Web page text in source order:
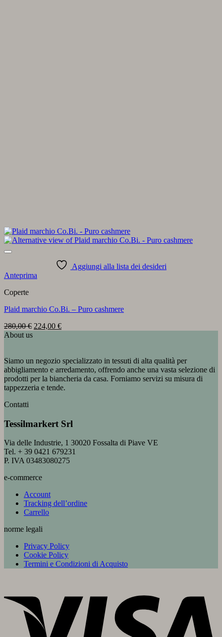
Aggiungi alla lista dei desideri
Anteprima
Coperte
Plaid marchio Co.Bi. – Puro cashmere
280,00€ Il
280,00 €.
224,00 €Il
224,00 €.
About us
Siamo un negozio specializzato in tessuti di alta qualità per
abbigliamento e arredamento, offrendo anche una vasta selezione di
prodotti per la biancheria da casa. Forniamo servizi su misura di
tappezzeria e tende.
Contatti
Tessilmarkert Srl
Via delle Industrie, 1 30020 Fossalta di Piave VE
Tel. + 39 0421 679231
P. IVA 03483080275
e-commerce
Account
Tracking dell’ordine
Carrello
norme legali
Privacy Policy
Cookie Policy
Termini e Condizioni di Acquisto